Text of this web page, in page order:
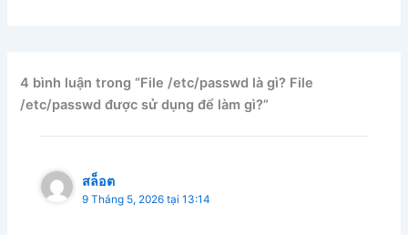
4 bình luận trong “File /etc/passwd là gì? File
/etc/passwd được sử dụng để làm gì?”
สล็อต
9 Tháng 5, 2026 tại 13:14